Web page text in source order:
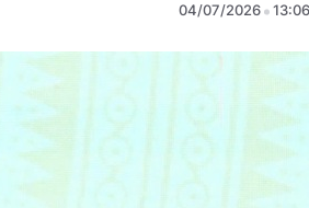
04/07/2026 13:06